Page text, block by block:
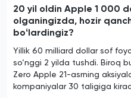
20 yil oldin Apple 1 000
olganingizda, hozir
boʻlardingiz?
Yillik 60 milliard dollar sof
so‘nggi 2 yilda tushdi. Biroq
Zero Apple 21-asrning
kompaniyalar 30 taligiga